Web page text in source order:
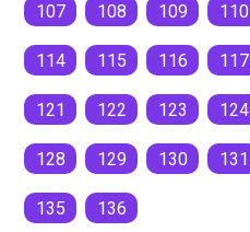
107 108 109 110
114 115 116 117
121 122 123 124
128 129 130 131
135 136